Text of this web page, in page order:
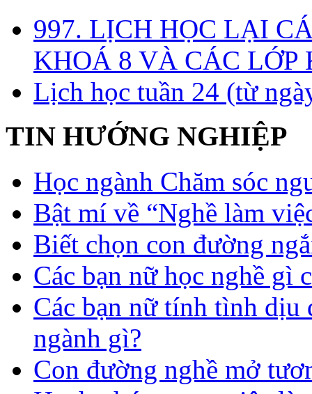
997. LỊCH HỌC LẠI
KHOÁ 8 VÀ CÁC LỚP
Lịch học tuần 24 (từ
TIN HƯỚNG NGHIỆP
Học ngành Chăm sóc
Bật mí về “Nghề làm
Biết chọn con đường
Các bạn nữ học nghề gì
Các bạn nữ tính tình dịu
ngành gì?
Con đường nghề mở